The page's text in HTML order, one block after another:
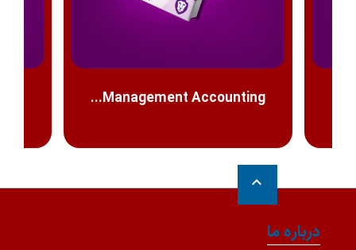
Management Accounting...
keyboard_arrow_up
درباره ما